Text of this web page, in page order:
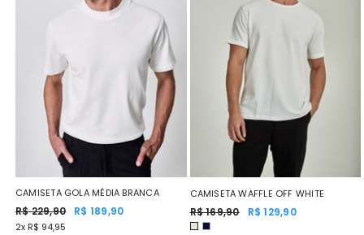
CAMISETA GOLA MÉDIA BRANCA
R$ 229,90 R$ 189,90
2x R$ 94,95
CAMISETA WAFFLE OFF WHITE
R$ 169,90 R$ 129,90